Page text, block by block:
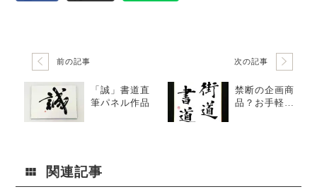
前の記事
「誠」書道直
筆パネル作品
次の記事
禁断の企画商
品？お手軽オ
関連記事